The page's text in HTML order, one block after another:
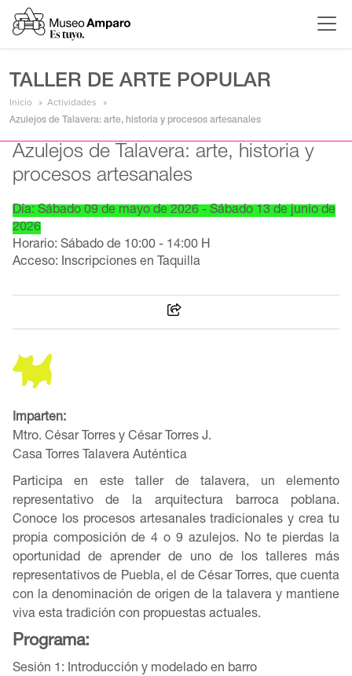
TALLER DE ARTE POPULAR
Inicio Actividades
Azulejos de Talavera: arte, historia y procesos artesanales
Azulejos de Talavera: arte, historia y
procesos artesanales
Día: Sábado 09 de mayo de 2026 - Sábado 13 de junio de
2026
Horario: Sábado de 10:00 - 14:00 H
Acceso: Inscripciones en Taquilla
Imparten:
Mtro. César Torres y César Torres J.
Casa Torres Talavera Auténtica
Participa en este taller de talavera, un elemento
representativo de la arquitectura barroca poblana.
Conoce los procesos artesanales tradicionales y crea tu
propia composición de 4 o 9 azulejos. No te pierdas la
oportunidad de aprender de uno de los talleres más
representativos de Puebla, el de César Torres, que cuenta
con la denominación de origen de la talavera y mantiene
viva esta tradición con propuestas actuales.
Programa:
Sesión 1: Introducción y modelado en barro